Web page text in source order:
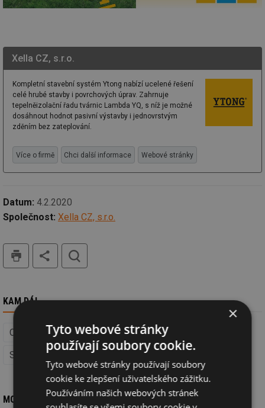
Xella CZ, s.r.o.
Kompletní stavební systém Ytong nabízí ucelené řešení
celé hrubé stavby i povrchových úprav. Zahrnuje
tepelněizolační řadu tvárnic Lambda YQ, s níž je možné
dosáhnout hodnot pasivní výstavby i jednovrstvým
zděním bez zateplování.
Více o firmě Chci další informace Webové stránky
Datum: 4.2.2020
Společnost: Xella CZ, s.r.o.
KAM DÁL
Cihly, bloky, tvárnice (Hrubá stavba)
Stavba Nízkoenergetické stavby
MOHLO BY VÁS ZAJÍMAT
×
Tyto webové stránky
používají soubory cookie.
Tyto webové stránky používají soubory
cookie ke zlepšení uživatelského zážitku.
Používáním našich webových stránek